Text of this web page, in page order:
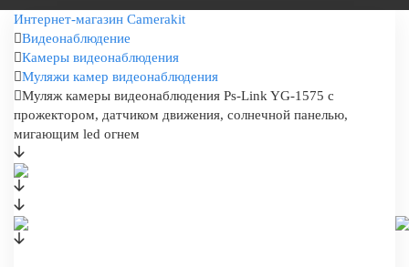
Интернет-магазин Camerakit
Видеонаблюдение
Камеры видеонаблюдения
Муляжи камер видеонаблюдения
Муляж камеры видеонаблюдения Ps-Link YG-1575 с
прожектором, датчиком движения, солнечной панелью,
мигающим led огнем